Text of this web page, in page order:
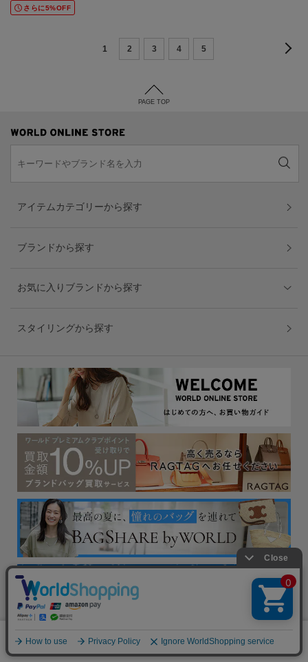
絞り込む
さらに5%OFF
1 2 3 4 5
PAGE TOP
アイテムカテゴリーから探す
ブランドから探す
お気に入りブランドから探す
スタイリングから探す